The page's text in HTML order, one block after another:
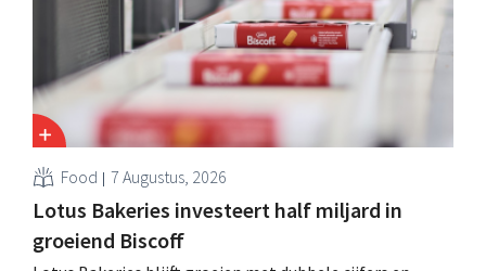
Food 7 Augustus, 2026
Lotus Bakeries investeert half miljard in
groeiend Biscoff